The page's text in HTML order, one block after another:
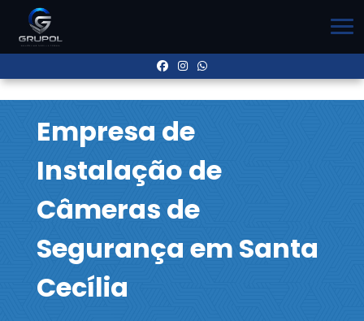
Empresa de
Instalação de
Câmeras de
Segurança em Santa
Cecília